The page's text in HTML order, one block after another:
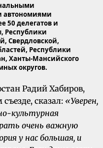
автономиями
50 делегатов и
Республики
Свердловской,
Республики
Ханты-Мансийского
округов.
Радий Хабиров,
сказал: «Уверен,
культурная
очень важную
у нас большая, и